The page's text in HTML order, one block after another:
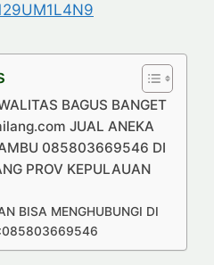
BAGUS BANGET
JUAL ANEKA
085803669546 DI
PROV KEPULAUAN
BISA MENGHUBUNGI DI